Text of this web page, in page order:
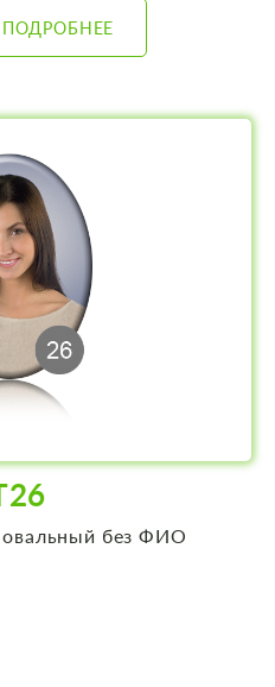
ПОДРОБНЕЕ
овальный без ФИО